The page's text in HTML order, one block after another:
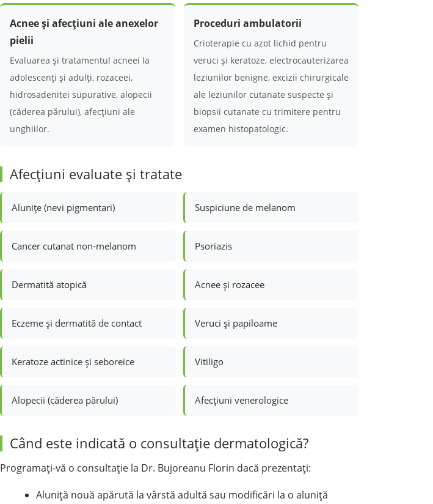
Acnee și afecțiuni ale anexelor
pielii
Evaluarea și tratamentul acneei la
adolescenți și adulți, rozaceei,
hidrosadenitei supurative, alopecii
(căderea părului), afecțiuni ale
unghiilor.
Proceduri ambulatorii
Crioterapie cu azot lichid pentru
veruci și keratoze, electrocauterizarea
leziunilor benigne, excizii chirurgicale
ale leziunilor cutanate suspecte și
biopsii cutanate cu trimitere pentru
examen histopatologic.
Afecțiuni evaluate și tratate
Alunițe (nevi pigmentari) Suspiciune de melanom
Cancer cutanat non-melanom Psoriazis
Dermatită atopică Acnee și rozacee
Eczeme și dermatită de contact Veruci și papiloame
Keratoze actinice și seboreice Vitiligo
Alopecii (căderea părului) Afecțiuni venerologice
Când este indicată o consultație dermatologică?
Programați-vă o consultație la Dr. Bujoreanu Florin dacă prezentați:
Aluniță nouă apărută la vârstă adultă sau modificări la o aluniță